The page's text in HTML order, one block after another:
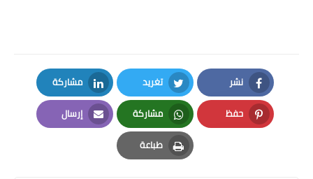
نشر
Facebook
تغريد
Twitter
مشاركة
LinkedIn
حفظ
Pinterest
مشاركة
Whatsapp
إرسال
Email
طباعة
Print